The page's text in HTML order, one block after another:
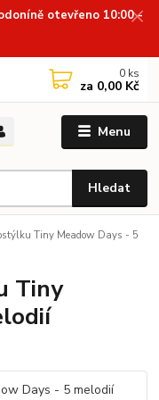
otevřeno 10:00 -
Menu
Hledat
0 ks
za 0,00 Kč
Tiny Meadow Days - 5
Tiny